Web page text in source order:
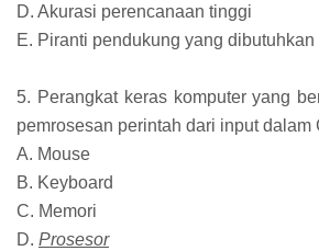
D. Akurasi perencanaan tinggi
E. Piranti pendukung yang
5. Perangkat keras komputer yang
pemrosesan perintah dari input dalam
A. Mouse
B. Keyboard
C. Memori
D. Prosesor